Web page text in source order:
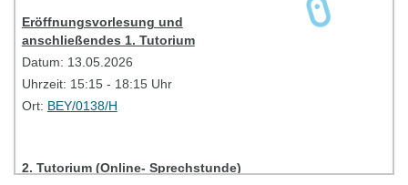
Eröffnungsvorlesung und
anschließendes 1. Tutorium
Datum: 13.05.2026
Uhrzeit: 15:15 - 18:15 Uhr
Ort: BEY/0138/H
2. Tutorium (Online- Sprechstunde)